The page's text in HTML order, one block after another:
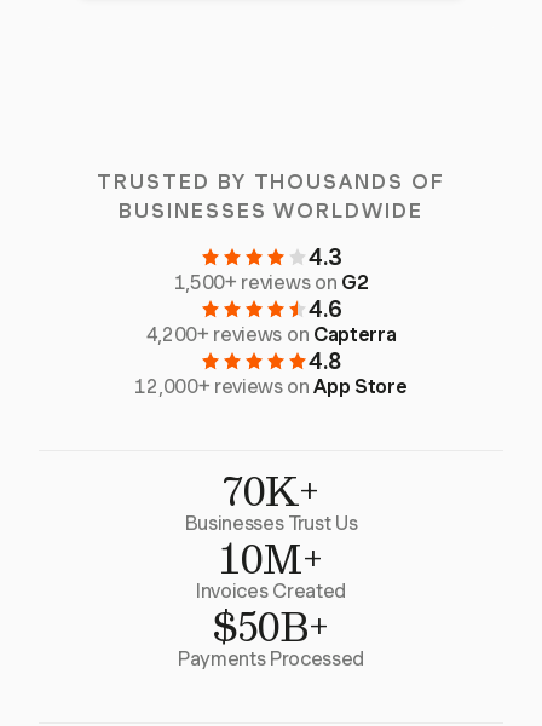
TRUSTED BY THOUSANDS OF
BUSINESSES WORLDWIDE
4.3
1,500+ reviews on G2
4.6
4,200+ reviews on Capterra
4.8
12,000+ reviews onApp Store
70K+
Businesses Trust Us
10M+
Invoices Created
$50B+
Payments Processed